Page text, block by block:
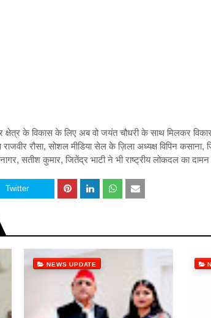
क्षेत्र के विकास के लिए अब वो जयंत चौधरी के साथ मिलकर
राजवीर रौसा, सोशल मीडिया सेल के ज़िला अध्यक्ष विपिन कसाना,
सतीश कुमार, जितेंद्र भाटी ने भी राष्ट्रीय लोकदल का दामन
Twitter
NEWS UPDATE